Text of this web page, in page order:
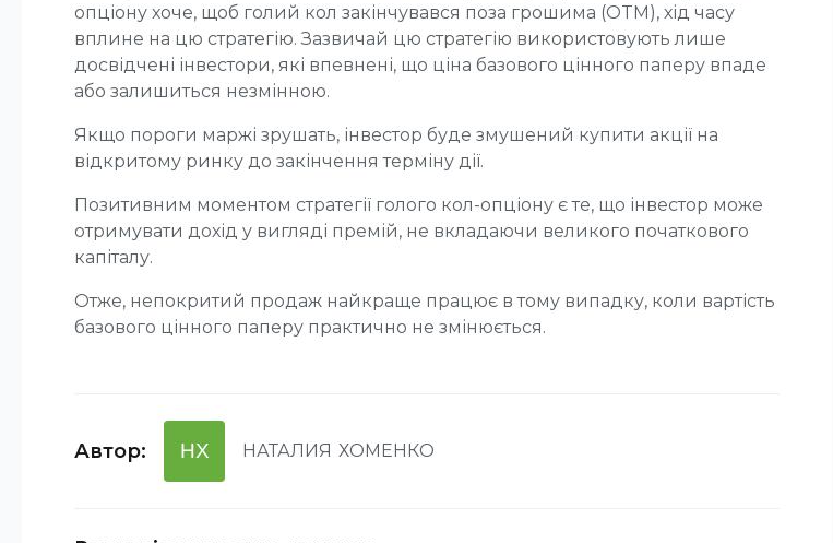
опціону хоче, щоб голий кол закінчувався поза грошима (OTM), хід часу
вплине на цю стратегію. Зазвичай цю стратегію використовують лише
досвідчені інвестори, які впевнені, що ціна базового цінного паперу впаде
або залишиться незмінною.
Якщо пороги маржі зрушать, інвестор буде змушений купити акції на
відкритому ринку до закінчення терміну дії.
Позитивним моментом стратегії голого кол-опціону є те, що інвестор може
отримувати дохід у вигляді премій, не вкладаючи великого початкового
капіталу.
Отже, непокритий продаж найкраще працює в тому випадку, коли вартість
базового цінного паперу практично не змінюється.
Автор: НХ НАТАЛИЯ ХОМЕНКО